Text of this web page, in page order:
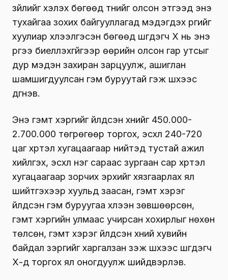
зүйлийг хэлэх бөгөөд түүнийг олсон этгээд энэ
тухайгаа зохих байгууллагад мэдэгдэх үүргийг
хуулиар хүлээлгэсэн бөгөөд шүүгдэгч Х нь энэ
үүргээ биелүүлэхгүйгээр өөрийн олсон гар утсыг
дур мэдэн захиран зарцуулж, ашиглан
шамшигдуулсан гэм буруутай гэж шүүхээс
дүгнэв.
Энэ гэмт хэргийг үйлдсэн хүнийг 450.000-
2.700.000 төгрөгөөр торгох, эсхүл 240-720
цаг хүртэл хугацаагаар нийтэд тустай ажил
хийлгэх, эсхүл нэг сараас зургаан сар хүртэл
хугацаагаар зорчих эрхийг хязгаарлах ял
шийтгэхээр хуульд заасан, гэмт хэрэг
үйлдсэн гэм буруугаа хүлээн зөвшөөрсөн,
гэмт хэргийн улмаас учирсан хохирлыг нөхөн
төлсөн, гэмт хэрэг үйлдсэн хүний хувийн
байдал зэргийг харгалзан үзэж шүүхээс шүүгдэгч
Х-д торгох ял оногдуулж шийдвэрлэв.